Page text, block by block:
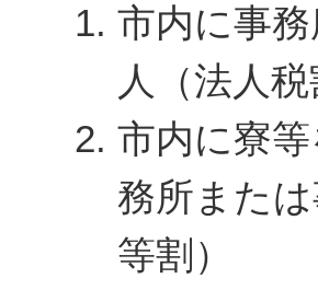
市内に事
人（法人
市内に寮
務所また
等割）